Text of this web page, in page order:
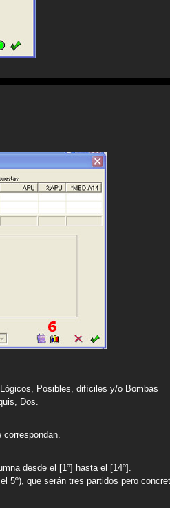
Posibles, difíciles y/o Bombas
Dos.
desde el [1º] hasta el [14º].
5º), que serán tres partidos pero